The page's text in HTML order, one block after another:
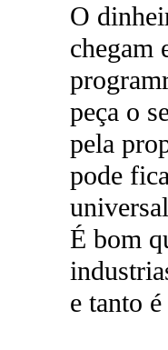
O
chegam
peça o
pela
pode
É bom
e tanto